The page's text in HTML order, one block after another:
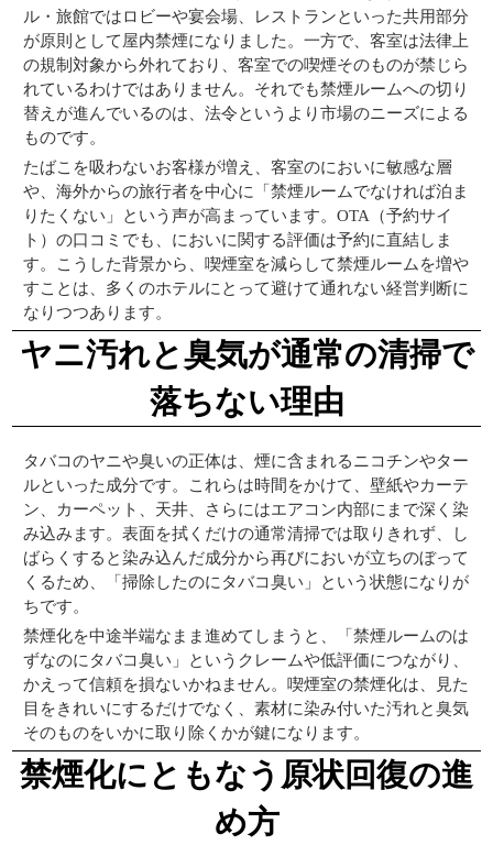
ル・旅館ではロビーや宴会場、レストランといった共用部分
が原則として屋内禁煙になりました。一方で、客室は法律上
の規制対象から外れており、客室での喫煙そのものが禁じら
れているわけではありません。それでも禁煙ルームへの切り
替えが進んでいるのは、法令というより市場のニーズによる
ものです。
たばこを吸わないお客様が増え、客室のにおいに敏感な層
や、海外からの旅行者を中心に「禁煙ルームでなければ泊ま
りたくない」という声が高まっています。OTA（予約サイ
ト）の口コミでも、においに関する評価は予約に直結しま
す。こうした背景から、喫煙室を減らして禁煙ルームを増や
すことは、多くのホテルにとって避けて通れない経営判断に
なりつつあります。
ヤニ汚れと臭気が通常の清掃で
落ちない理由
タバコのヤニや臭いの正体は、煙に含まれるニコチンやター
ルといった成分です。これらは時間をかけて、壁紙やカーテ
ン、カーペット、天井、さらにはエアコン内部にまで深く染
み込みます。表面を拭くだけの通常清掃では取りきれず、し
ばらくすると染み込んだ成分から再びにおいが立ちのぼって
くるため、「掃除したのにタバコ臭い」という状態になりが
ちです。
禁煙化を中途半端なまま進めてしまうと、「禁煙ルームのは
ずなのにタバコ臭い」というクレームや低評価につながり、
かえって信頼を損ないかねません。喫煙室の禁煙化は、見た
目をきれいにするだけでなく、素材に染み付いた汚れと臭気
そのものをいかに取り除くかが鍵になります。
禁煙化にともなう原状回復の進
め方